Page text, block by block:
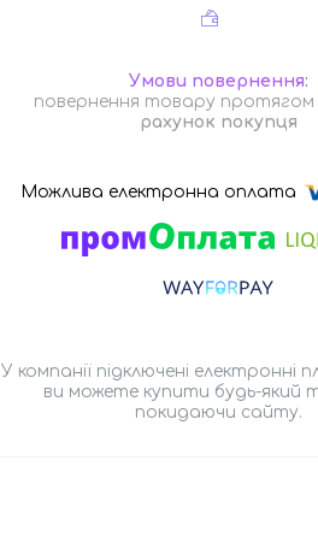
повернення товару протягом
рахунок покупця
У компанії підключені електронні
ви можете купити будь-який
покидаючи сайту.